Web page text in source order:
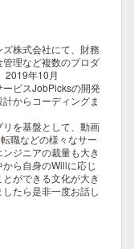
株式会社にて、財務
理など複数のプロダ
2019年10月
ビスJobPicksの開発
からコーディングま
を基盤として、動画
職などの様々なサー
ジニアの裁量も大き
ら自身のWillに応じ
ができる文化が大き
たら是非一度お話し